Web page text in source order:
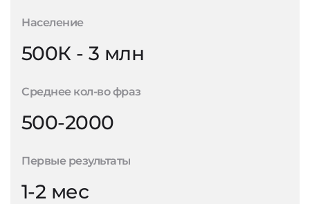
Население
500К - 3 млн
Среднее кол-во фраз
500-2000
Первые результаты
1-2 мес